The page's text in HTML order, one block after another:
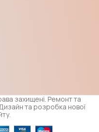
захищені. Ремонт та
та розробка нової